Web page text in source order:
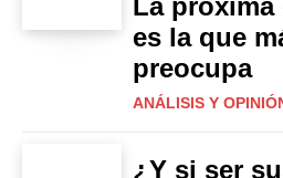
La
es la que
preocupa
ANÁLISIS Y
¿Y si ser